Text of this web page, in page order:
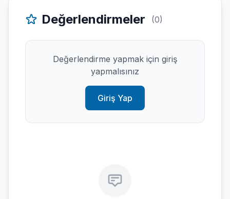
Değerlendirmeler (0)
Değerlendirme yapmak için giriş
yapmalısınız
Giriş Yap